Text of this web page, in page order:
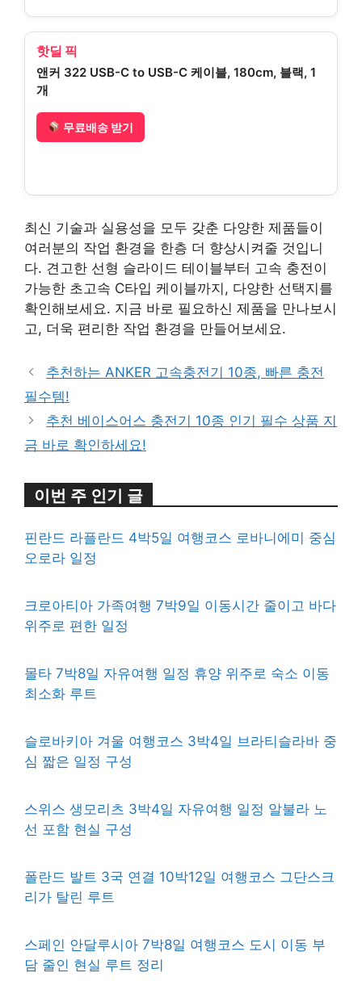
핫딜 픽
앤커 322 USB-C to USB-C 케이블, 180cm, 블랙, 1
개
무료배송 받기
최신 기술과 실용성을 모두 갖춘 다양한 제품들이
여러분의 작업 환경을 한층 더 향상시켜줄 것입니
다. 견고한 선형 슬라이드 테이블부터 고속 충전이
가능한 초고속 C타입 케이블까지, 다양한 선택지를
확인해보세요. 지금 바로 필요하신 제품을 만나보시
고, 더욱 편리한 작업 환경을 만들어보세요.
추천하는 ANKER 고속충전기 10종, 빠른 충전
필수템!
추천 베이스어스 충전기 10종 인기 필수 상품 지
금 바로 확인하세요!
이번 주 인기 글
핀란드 라플란드 4박5일 여행코스 로바니에미 중심
오로라 일정
크로아티아 가족여행 7박9일 이동시간 줄이고 바다
위주로 편한 일정
몰타 7박8일 자유여행 일정 휴양 위주로 숙소 이동
최소화 루트
슬로바키아 겨울 여행코스 3박4일 브라티슬라바 중
심 짧은 일정 구성
스위스 생모리츠 3박4일 자유여행 일정 알불라 노
선 포함 현실 구성
폴란드 발트 3국 연결 10박12일 여행코스 그단스크
리가 탈린 루트
스페인 안달루시아 7박8일 여행코스 도시 이동 부
담 줄인 현실 루트 정리